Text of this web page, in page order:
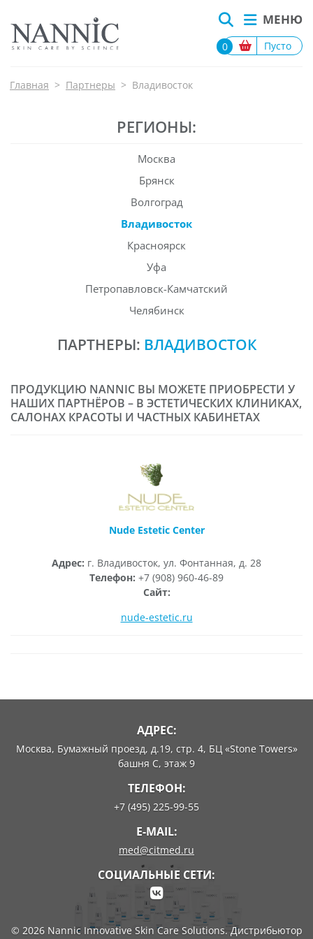
МЕНЮ
0 Пусто
Главная > Партнеры > Владивосток
РЕГИОНЫ:
Москва
Брянск
Волгоград
Владивосток
Красноярск
Уфа
Петропавловск-Камчатский
Челябинск
ПАРТНЕРЫ: ВЛАДИВОСТОК
ПРОДУКЦИЮ NANNIC ВЫ МОЖЕТЕ ПРИОБРЕСТИ У
НАШИХ ПАРТНЁРОВ – В ЭСТЕТИЧЕСКИХ КЛИНИКАХ,
САЛОНАХ КРАСОТЫ И ЧАСТНЫХ КАБИНЕТАХ
Nude Estetic Center
Адрес: г. Владивосток, ул. Фонтанная, д. 28
Телефон: +7 (908) 960-46-89
Сайт:
nude-estetic.ru
АДРЕС:
Москва, Бумажный проезд, д.19, стр. 4, БЦ «Stone Towers»
башня C, этаж 9
ТЕЛЕФОН:
+7 (495) 225-99-55
E-MAIL:
med@citmed.ru
СОЦИАЛЬНЫЕ СЕТИ:
© 2026 Nannic Innovative Skin Care Solutions. Дистрибьютор